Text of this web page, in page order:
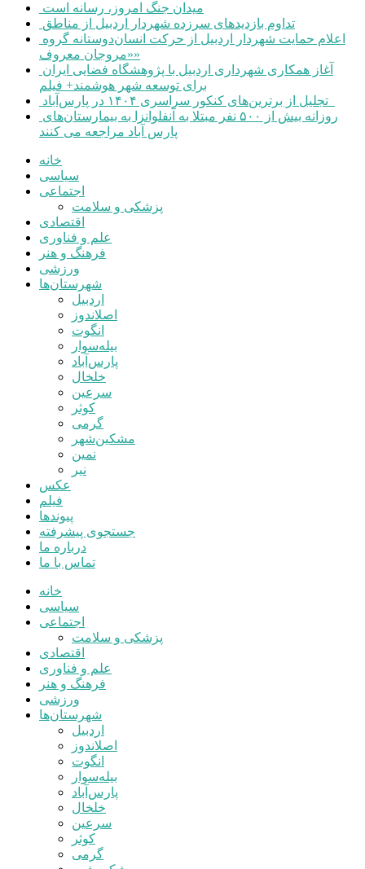
میدان جنگ امروز، رسانه است
تداوم بازدیدهای سرزده شهردار اردبیل از مناطق
«مروجان معروف»
برای توسعه شهر هوشمند+ فیلم
پارس آباد مراجعه می کنند
خانه
سیاسی
اجتماعی
پزشکی و سلامت
اقتصادی
علم و فناوری
فرهنگ و هنر
ورزشی
شهرستان‌ها
اردبیل
اصلاندوز
انگوت
بیله‌سوار
پارس‌آباد
خلخال
سرعین
کوثر
گرمی
مشکین‌شهر
نمین
نیر
عکس
فیلم
پیوندها
جستجوی پیشرفته
درباره ما
تماس با ما
خانه
سیاسی
اجتماعی
پزشکی و سلامت
اقتصادی
علم و فناوری
فرهنگ و هنر
ورزشی
شهرستان‌ها
اردبیل
اصلاندوز
انگوت
بیله‌سوار
پارس‌آباد
خلخال
سرعین
کوثر
گرمی